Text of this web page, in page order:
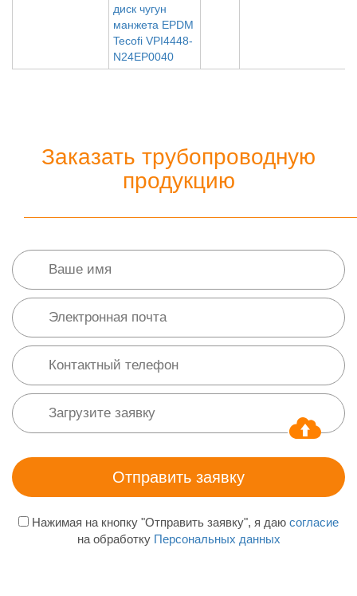
диск чугун
манжета EPDM
Tecofi VPI4448-
N24EP0040
Заказать трубопроводную
продукцию
Нажимая на кнопку "Отправить заявку", я даю согласие
на обработку Персональных данных